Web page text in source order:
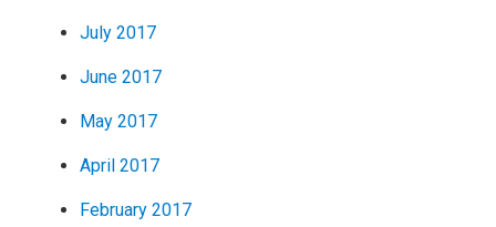
July 2017
June 2017
May 2017
April 2017
February 2017